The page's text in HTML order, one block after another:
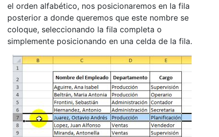
el orden alfabético, nos posicionaremos en la fila
posterior a donde queremos que este nombre se
coloque, seleccionando la fila completa o
simplemente posicionando en una celda de la fila.